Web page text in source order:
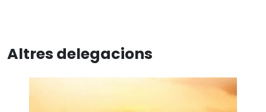
Altres delegacions